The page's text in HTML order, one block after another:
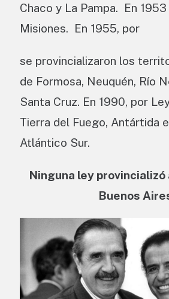
Chaco y La Pampa. En
Misiones. En 1955, por
se provincializaron los
de Formosa, Neuquén, Río
Santa Cruz. En 1990, por
Tierra del Fuego, Antártida
Atlántico Sur.
Ninguna ley provincializó
Buenos